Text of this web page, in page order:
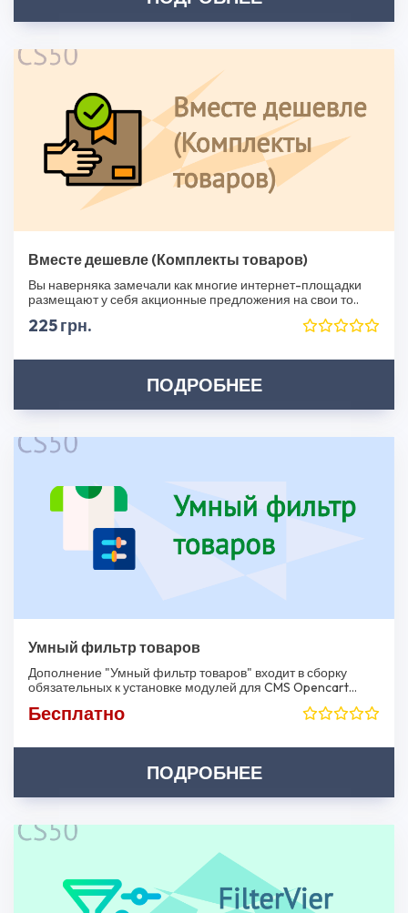
Вместе дешевле (Комплекты товаров)
Вы наверняка замечали как многие интернет-площадки
размещают у себя акционные предложения на свои то..
225 грн.
ПОДРОБНЕЕ
Умный фильтр товаров
Дополнение "Умный фильтр товаров" входит в сборку
обязательных к установке модулей для CMS Opencart...
Бесплатно
ПОДРОБНЕЕ